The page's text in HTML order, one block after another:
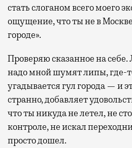
стать слоганом всего моего
ощущение, что ты не в
городе».
Проверяю сказанное на
надо мной шумят липы, где-
угадывается гул города — и
странно, добавляет
что ты никуда не летел, не
контроле, не искал
просто дошел.